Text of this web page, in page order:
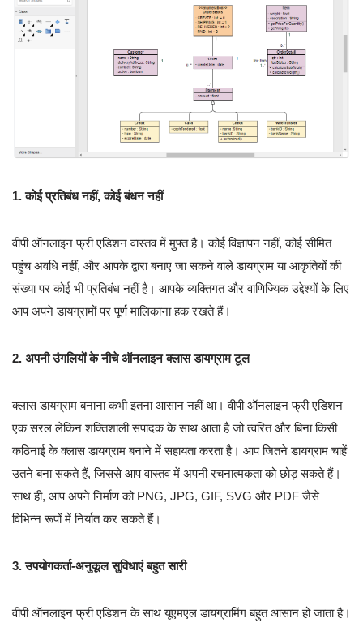
1. कोई प्रतिबंध नहीं, कोई बंधन नहीं
वीपी ऑनलाइन फ्री एडिशन वास्तव में मुफ्त है। कोई विज्ञापन नहीं, कोई सीमित
पहुंच अवधि नहीं, और आपके द्वारा बनाए जा सकने वाले डायग्राम या आकृतियों की
संख्या पर कोई भी प्रतिबंध नहीं है। आपके व्यक्तिगत और वाणिज्यिक उद्देश्यों के लिए
आप अपने डायग्रामों पर पूर्ण मालिकाना हक रखते हैं।
2. अपनी उंगलियों के नीचे ऑनलाइन क्लास डायग्राम टूल
क्लास डायग्राम बनाना कभी इतना आसान नहीं था। वीपी ऑनलाइन फ्री एडिशन
एक सरल लेकिन शक्तिशाली संपादक के साथ आता है जो त्वरित और बिना किसी
कठिनाई के क्लास डायग्राम बनाने में सहायता करता है। आप जितने डायग्राम चाहें
उतने बना सकते हैं, जिससे आप वास्तव में अपनी रचनात्मकता को छोड़ सकते हैं।
साथ ही, आप अपने निर्माण को PNG, JPG, GIF, SVG और PDF जैसे
विभिन्न रूपों में निर्यात कर सकते हैं।
3. उपयोगकर्ता-अनुकूल सुविधाएं बहुत सारी
वीपी ऑनलाइन फ्री एडिशन के साथ यूएमएल डायग्रामिंग बहुत आसान हो जाता है।